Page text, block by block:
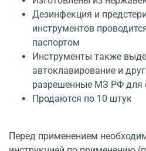
Дезинфекция и
инструментов
паспортом
Инструменты также
автоклавирование и
разрешенные МЗ РФ для
Продаются по 10 штук
Перед применением